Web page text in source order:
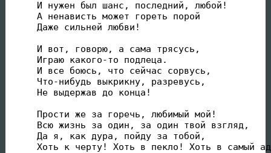
И нужен был шанс, последний, любой!
А ненависть может гореть порой
Даже сильней любви!
И вот, говорю, а сама трясусь,
Играю какого-то подлеца.
И все боюсь, что сейчас сорвусь,
Что-нибудь выкрикну, разревусь,
Не выдержав до конца!
Прости же за горечь, любимый мой!
Всю жизнь за один, за один твой взгляд,
Да я, как дура, пойду за тобой,
Хоть к черту! Хоть в пекло! Хоть в самый